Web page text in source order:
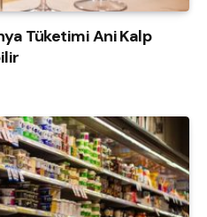
Tüketimi Ani Kalp